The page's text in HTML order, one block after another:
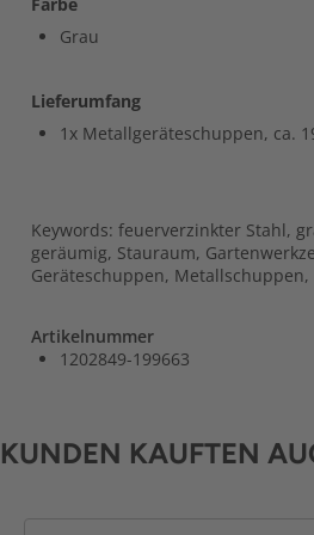
Grau
Lieferumfang
1x Metallgeräteschuppen, ca.
Keywords: feuerverzinkter Stahl,
geräumig, Stauraum,
Geräteschuppen,
Artikelnummer
1202849-199663
KUNDEN KAUFTEN